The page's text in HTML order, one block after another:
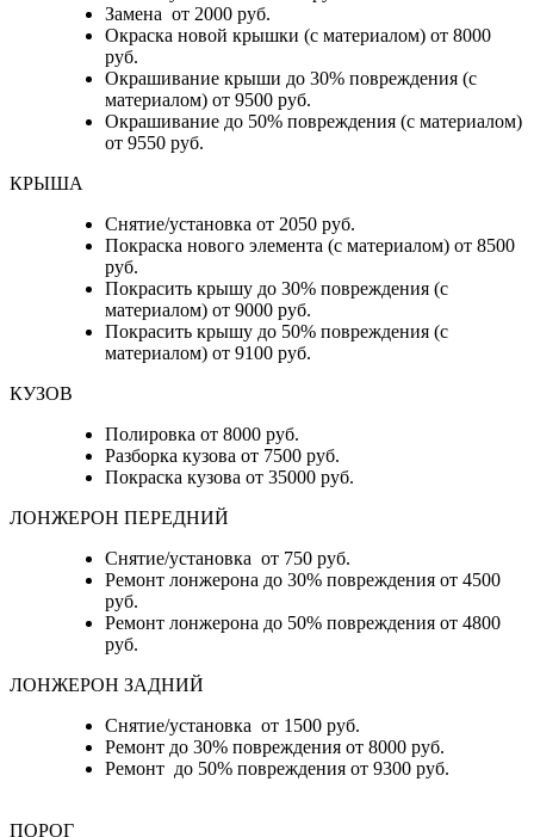
Замена от 2000 руб.
Окраска новой крышки (с материалом) от 8000
руб.
Окрашивание крыши до 30% повреждения (с
материалом) от 9500 руб.
Окрашивание до 50% повреждения (с материалом)
от 9550 руб.
КРЫША
Снятие/установка от 2050 руб.
Покраска нового элемента (с материалом) от 8500
руб.
Покрасить крышу до 30% повреждения (с
материалом) от 9000 руб.
Покрасить крышу до 50% повреждения (с
материалом) от 9100 руб.
КУЗОВ
Полировка от 8000 руб.
Разборка кузова от 7500 руб.
Покраска кузова от 35000 руб.
ЛОНЖЕРОН ПЕРЕДНИЙ
Снятие/установка от 750 руб.
Ремонт лонжерона до 30% повреждения от 4500
руб.
Ремонт лонжерона до 50% повреждения от 4800
руб.
ЛОНЖЕРОН ЗАДНИЙ
Снятие/установка от 1500 руб.
Ремонт до 30% повреждения от 8000 руб.
Ремонт до 50% повреждения от 9300 руб.
ПОРОГ